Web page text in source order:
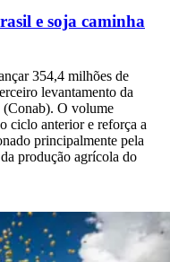
e soja caminha
354,4 milhões de
levantamento da
(Conab). O volume
ciclo anterior e reforça a
principalmente pela
produção agrícola do